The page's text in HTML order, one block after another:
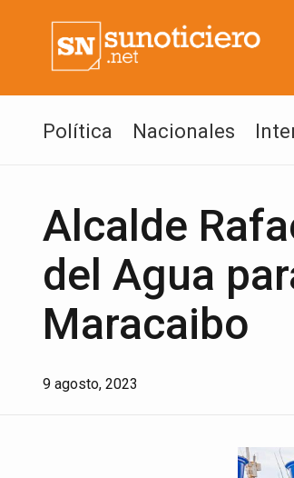
Política Nacionales
Alcalde
del Agua
Maracaibo
9 agosto, 2023